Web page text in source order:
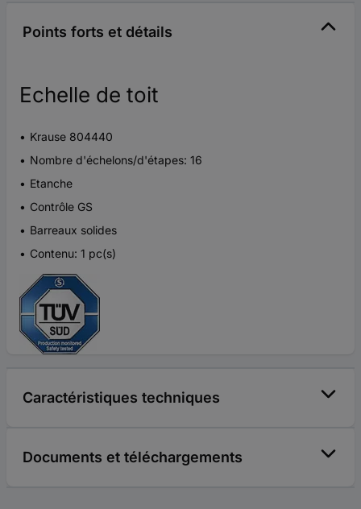
Points forts et détails
Echelle de toit
Krause 804440
Nombre d'échelons/d'étapes: 16
Etanche
Contrôle GS
Barreaux solides
Contenu: 1 pc(s)
Caractéristiques techniques
Documents et téléchargements